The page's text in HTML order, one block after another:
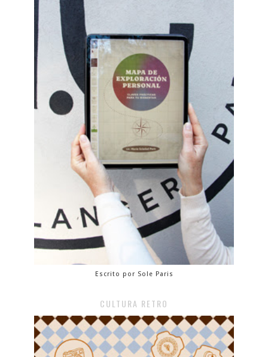
Escrito por Sole Paris
CULTURA RETRO